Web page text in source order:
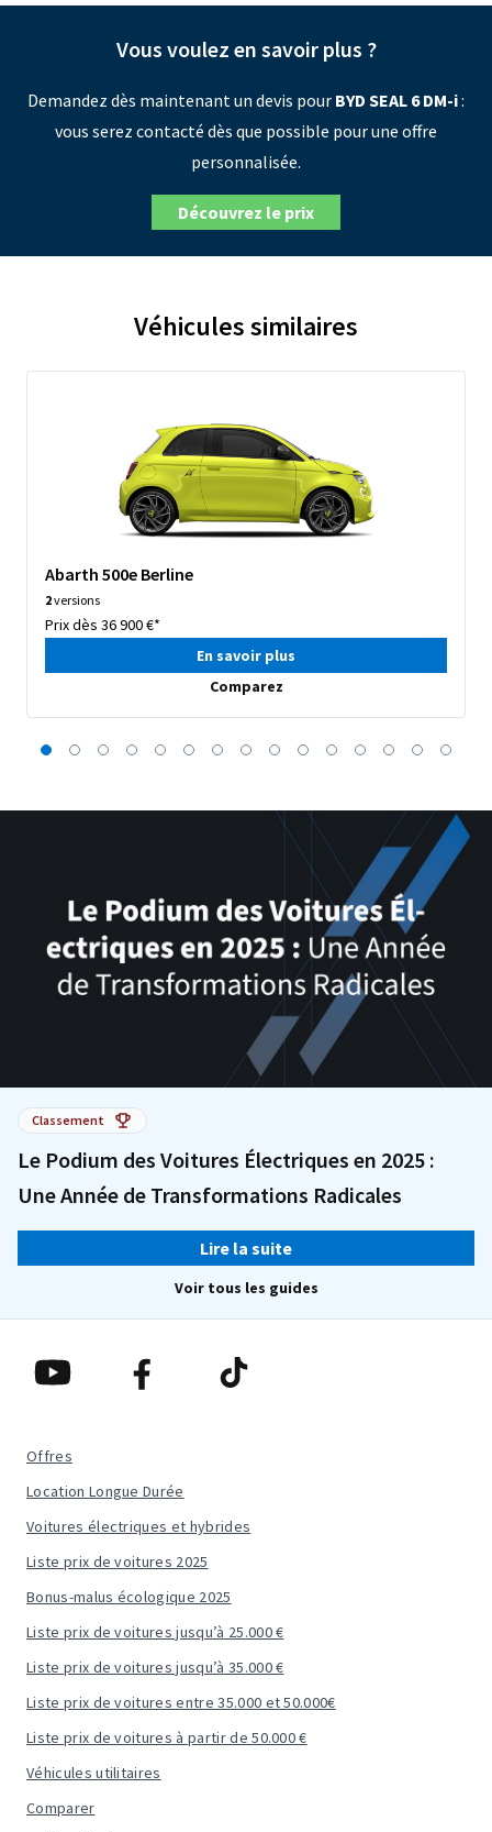
Vous voulez en savoir plus ?
Demandez dès maintenant un devis pour BYD SEAL 6 DM-i:
vous serez contacté dès que possible pour une offre
personnalisée.
Découvrez le prix
Véhicules similaires
Abarth 500e Berline
2versions
Prix dès 36 900 €*
En savoir plus
Comparez
Classement
Le Podium des Voitures Électriques en 2025 :
Une Année de Transformations Radicales
Lire la suite
Voir tous les guides
Offres
Location Longue Durée
Voitures électriques et hybrides
Liste prix de voitures 2025
Bonus-malus écologique 2025
Liste prix de voitures jusqu’à 25.000 €
Liste prix de voitures jusqu’à 35.000 €
Liste prix de voitures entre 35.000 et 50.000€
Liste prix de voitures à partir de 50.000 €
Véhicules utilitaires
Comparer